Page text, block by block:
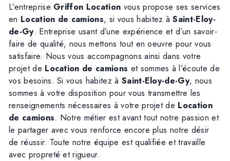
L’entreprise Griffon Location vous propose ses services
en Location de camions, si vous habitez àSaint-Eloy-
de-Gy. Entreprise usant d’une expérience et d’un savoir-
faire de qualité, nous mettons tout en oeuvre pour vous
satisfaire. Nous vous accompagnons ainsi dans votre
projet de Location de camions et sommes à l’écoute de
vos besoins. Si vous habitez à Saint-Eloy-de-Gy, nous
sommes à votre disposition pour vous transmettre les
renseignements nécessaires à votre projet de Location
de camions. Notre métier est avant tout notre passion et
le partager avec vous renforce encore plus notre désir
de réussir. Toute notre équipe est qualifiée et travaille
avec propreté et rigueur.